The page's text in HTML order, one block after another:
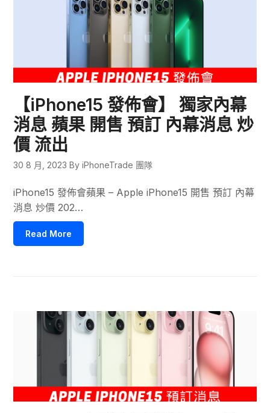
【iPhone15 發佈會】 獨家內幕
消息 蘋果 開售 預訂 內幕消息 炒
價 流出
30 8 月, 2023 By iPhoneTrade 團隊
iPhone15 發佈會蘋果 – Apple iPhone15 開售 預訂 內幕
消息 炒價 202…
Read More